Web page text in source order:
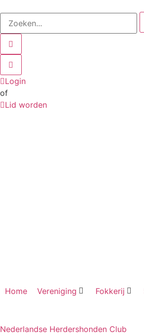
Login
of
Lid worden
Home Vereniging Fokkerij
Nederlandse Herdershonden Club